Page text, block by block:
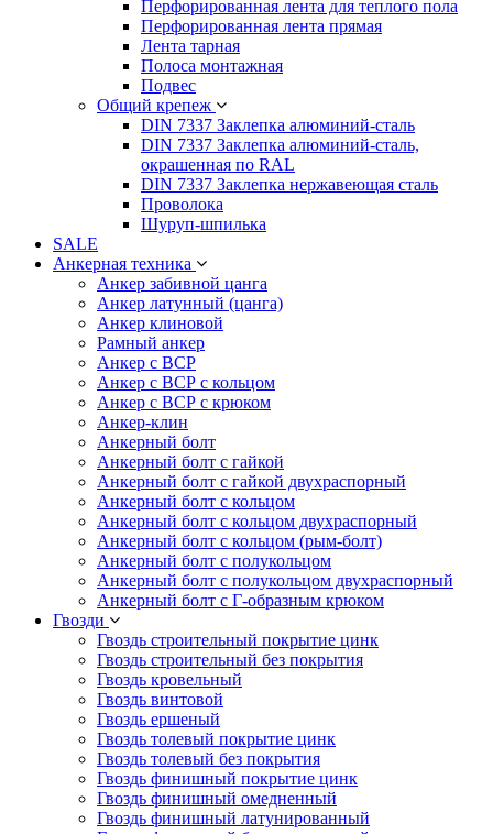
Перфорированная лента для теплого пола
Перфорированная лента прямая
Лента тарная
Полоса монтажная
Подвес
Общий крепеж
DIN 7337 Заклепка алюминий-сталь
DIN 7337 Заклепка алюминий-сталь,
окрашенная по RAL
DIN 7337 Заклепка нержавеющая сталь
Проволока
Шуруп-шпилька
SALE
Анкерная техника
Анкер забивной цанга
Анкер латунный (цанга)
Анкер клиновой
Рамный анкер
Анкер с ВСР
Анкер с ВСР с кольцом
Анкер с ВСР с крюком
Анкер-клин
Анкерный болт
Анкерный болт с гайкой
Анкерный болт с гайкой двухраспорный
Анкерный болт с кольцом
Анкерный болт с кольцом двухраспорный
Анкерный болт с кольцом (рым-болт)
Анкерный болт с полукольцом
Анкерный болт с полукольцом двухраспорный
Анкерный болт с Г-образным крюком
Гвозди
Гвоздь строительный покрытие цинк
Гвоздь строительный без покрытия
Гвоздь кровельный
Гвоздь винтовой
Гвоздь ершеный
Гвоздь толевый покрытие цинк
Гвоздь толевый без покрытия
Гвоздь финишный покрытие цинк
Гвоздь финишный омедненный
Гвоздь финишный латунированный